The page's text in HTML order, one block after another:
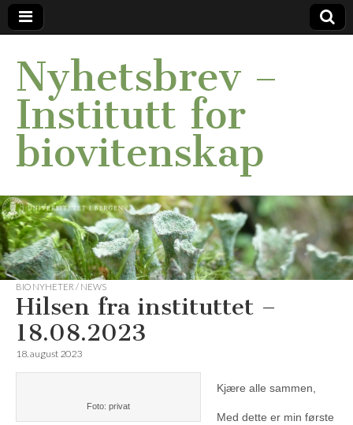
Nyhetsbrev –
Institutt for
biovitenskap
BIO NYHETER / NEWS
Hilsen fra instituttet –
18.08.2023
18. august 2023
Foto: privat
Kjære alle sammen,
Med dette er min første